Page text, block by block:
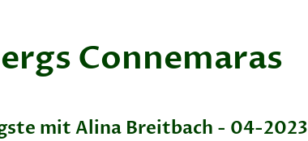
Connemaras
mit Alina Breitbach - 04-2023